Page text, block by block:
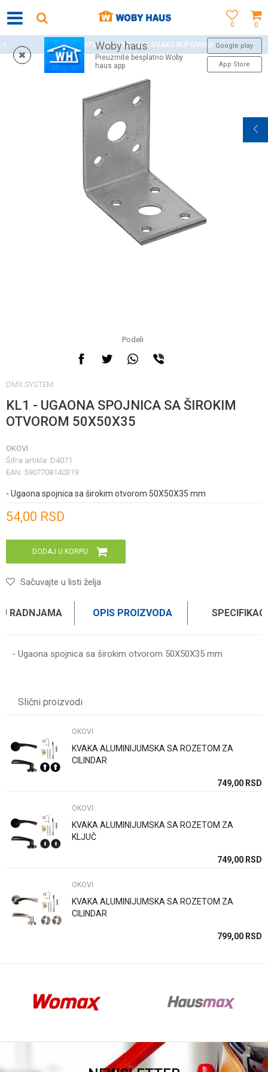
0
0
Woby haus
Preuzmite besplatno Woby
haus app
Google play
App Store
WOBY KARTICA NAGRAĐUJE SVAKU KUPOVINU!
Podeli
DMX SYSTEM
KL1 - UGAONA SPOJNICA SA ŠIROKIM
OTVOROM 50X50X35
OKOVI
Šifra artikla: D4071
EAN: 5907708140319
- Ugaona spojnica sa širokim otvorom 50X50X35 mm
54,00 RSD
DODAJ U KORPU
Sačuvajte u listi želja
RADNJAMA OPIS PROIZVODA
- Ugaona spojnica sa širokim otvorom 50X50X35 mm
Poruka
Anti-spam zaštita - izračunajte koliko je 6 - 1 :
POŠALJI
Slični proizvodi
OKOVI
KVAKA ALUMINIJUMSKA SA ROZETOM ZA
CILINDAR
749,00 RSD
OKOVI
KVAKA ALUMINIJUMSKA SA ROZETOM ZA
KLJUČ
749,00 RSD
OKOVI
KVAKA ALUMINIJUMSKA SA ROZETOM ZA
CILINDAR
799,00 RSD